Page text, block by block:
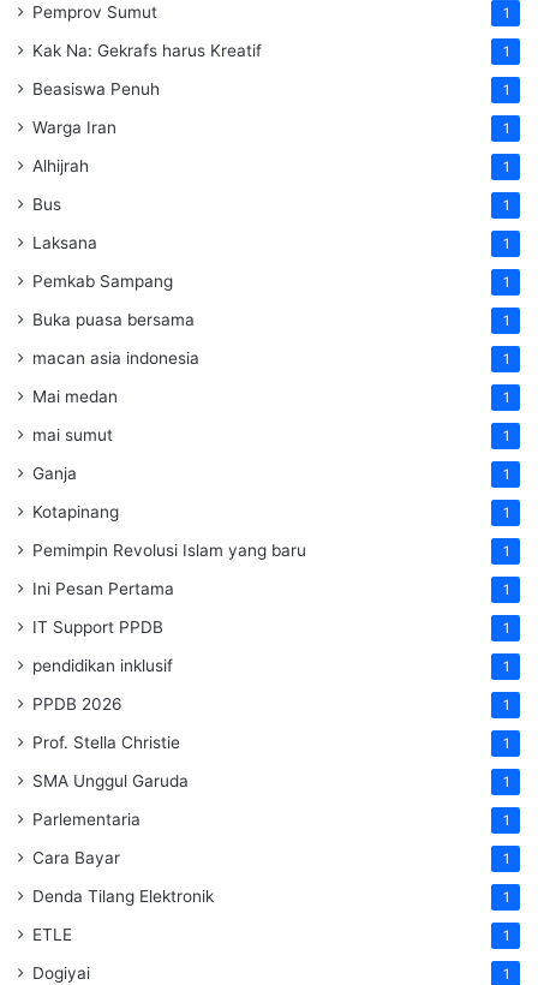
Pemprov Sumut 1
Kak Na: Gekrafs harus Kreatif 1
Beasiswa Penuh 1
Warga Iran 1
Alhijrah 1
Bus 1
Laksana 1
Pemkab Sampang 1
Buka puasa bersama 1
macan asia indonesia 1
Mai medan 1
mai sumut 1
Ganja 1
Kotapinang 1
Pemimpin Revolusi Islam yang baru 1
Ini Pesan Pertama 1
IT Support PPDB 1
pendidikan inklusif 1
PPDB 2026 1
Prof. Stella Christie 1
SMA Unggul Garuda 1
Parlementaria 1
Cara Bayar 1
Denda Tilang Elektronik 1
ETLE 1
Dogiyai 1